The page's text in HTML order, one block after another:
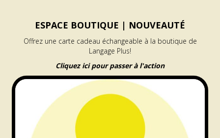
ESPACE BOUTIQUE | NOUVEAUTÉ
Offrez une carte cadeau échangeable à la boutique de
Langage Plus!
Cliquez ici pour passer à l'action